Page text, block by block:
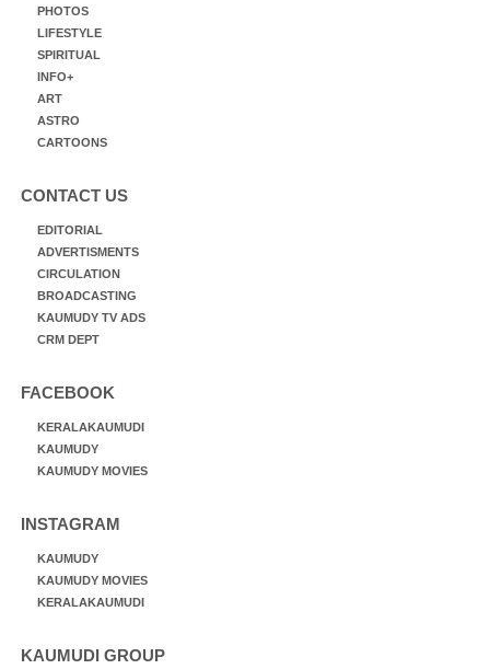
PHOTOS
LIFESTYLE
SPIRITUAL
INFO+
ART
ASTRO
CARTOONS
CONTACT US
EDITORIAL
ADVERTISMENTS
CIRCULATION
BROADCASTING
KAUMUDY TV ADS
CRM DEPT
FACEBOOK
KERALAKAUMUDI
KAUMUDY
KAUMUDY MOVIES
INSTAGRAM
KAUMUDY
KAUMUDY MOVIES
KERALAKAUMUDI
KAUMUDI GROUP